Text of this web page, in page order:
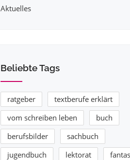
Aktuelles
Beliebte Tags
ratgeber
textberufe erklärt
vom schreiben leben
buch
berufsbilder
sachbuch
jugendbuch
lektorat